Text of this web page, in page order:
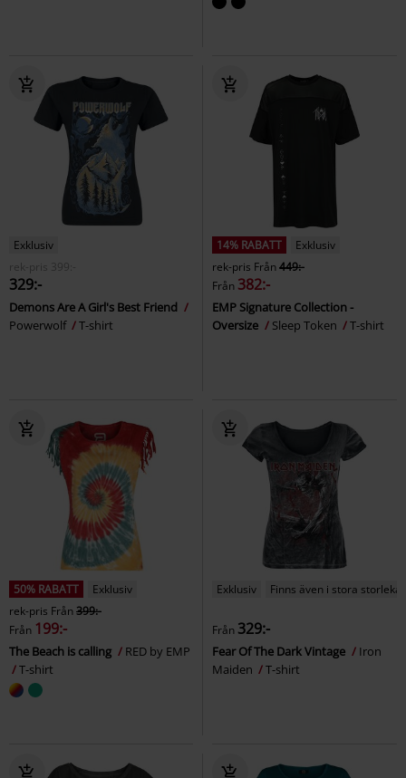
Exklusiv
rek-pris
399:-
329:-
Demons Are A Girl's Best Friend
Powerwolf
T-shirt
14% RABATT
Exklusiv
rek-pris Från449:-
Från 382:-
EMP Signature Collection -
Oversize
Sleep Token T-shirt
50% RABATT
Exklusiv
rek-pris Från399:-
Från 199:-
The Beach is calling
RED by EMP
T-shirt
Exklusiv Finns även i stora storlekar
Från 329:-
Fear Of The Dark Vintage
Iron
Maiden
T-shirt